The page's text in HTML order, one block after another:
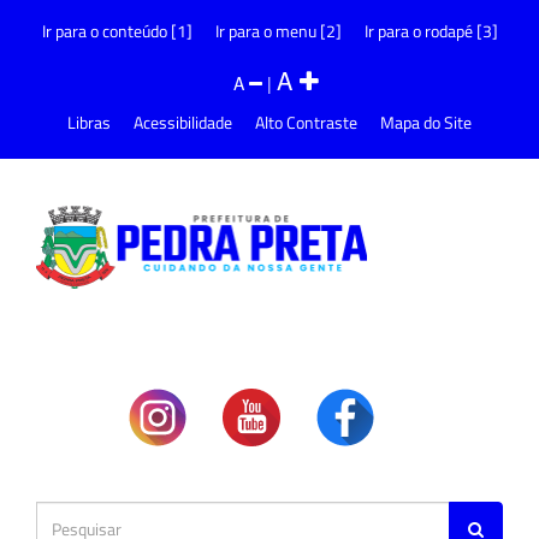
Ir para o conteúdo [1] Ir para o menu [2] Ir para o rodapé [3]
A |A
Libras Acessibilidade Alto Contraste Mapa do Site